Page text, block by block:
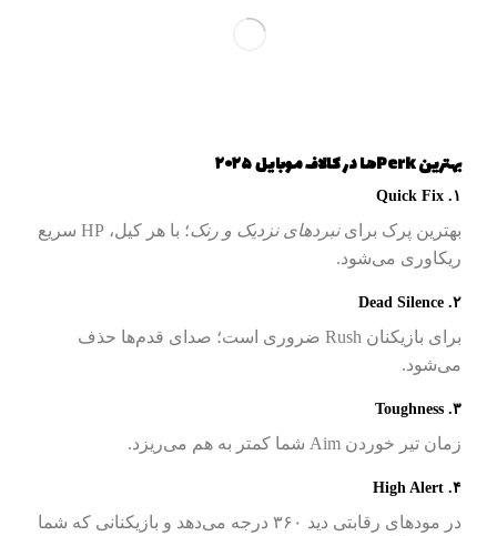
بهترین Perkها در کالاف موبایل ۲۰۲۵
۱. Quick Fix
بهترین پرک براینبردهای نزدیک و رنک
؛ با هر کیل، HP سریع
ریکاوری می‌شود.
۲. Dead Silence
برای بازیکنان Rush ضروری است؛ صدای قدم‌ها حذف
می‌شود.
۳. Toughness
زمان تیر خوردن Aim شما کمتر به هم می‌ریزد.
۴. High Alert
در مودهای رقابتی دید ۳۶۰ درجه می‌دهد و بازیکنانی که شما